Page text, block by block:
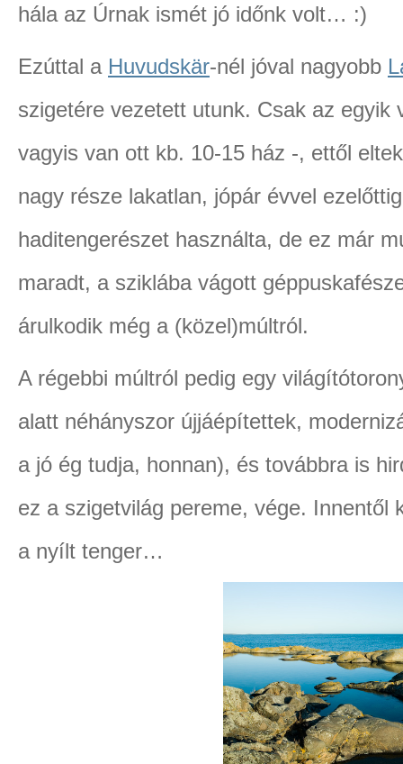
hála az Úrnak ismét jó időnk volt… :)
Ezúttal a Huvudskär-nél jóval nagyobb
szigetére vezetett utunk. Csak az egyik
vagyis van ott kb. 10-15 ház -, ettől
nagy része lakatlan, jópár évvel
haditengerészet használta, de ez már
maradt, a sziklába vágott
árulkodik még a (közel)múltról.
A régebbi múltról pedig egy
alatt néhányszor újjáépítettek,
a jó ég tudja, honnan), és továbbra is
ez a szigetvilág pereme, vége. Innentől
a nyílt tenger…